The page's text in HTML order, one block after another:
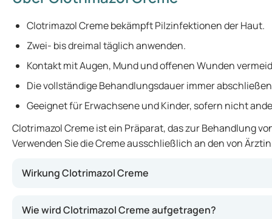
Clotrimazol Creme bekämpft Pilzinfektionen der Haut.
Zwei- bis dreimal täglich anwenden.
Kontakt mit Augen, Mund und offenen Wunden
Die vollständige Behandlungsdauer immer
Geeignet für Erwachsene und Kinder, sofern nicht
Clotrimazol Creme ist ein Präparat, das zur Behandlung
Verwenden Sie die Creme ausschließlich an den von
Wirkung Clotrimazol Creme
Wie wird Clotrimazol Creme aufgetragen?